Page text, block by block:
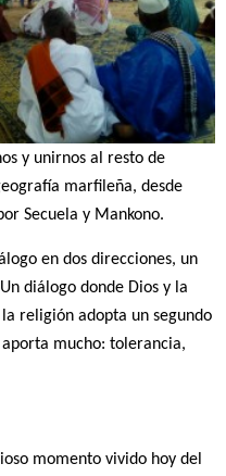
y unirnos al resto de
marfileña, desde
Secuela y Mankono.
en dos direcciones, un
diálogo donde Dios y la
religión adopta un segundo
mucho: tolerancia,
momento vivido hoy del